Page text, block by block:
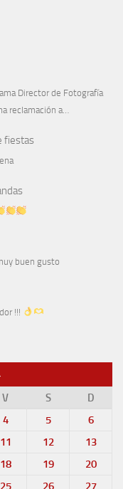
Director de Fotografía
reclamación a…
fiestas
buen gusto
!!!
V S
D
4 5
6
11 12
13
18 19
20
25 26 27